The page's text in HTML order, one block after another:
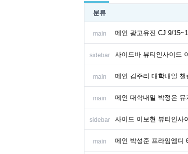
분류
main 메인 광고유진 CJ 9/
sidebar 사이드바 뷰티인사이드
main
main 메인 대학내일 박정은 뮤
sidebar 사이드 이보현 뷰티인사
main 메인 박성준 프라임엠디